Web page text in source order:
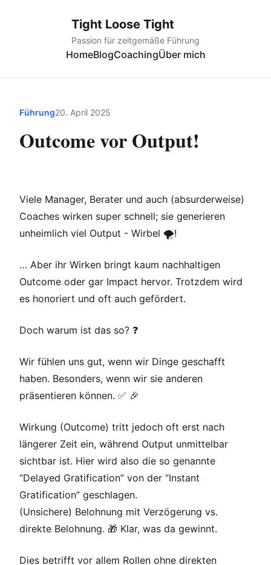
Tight Loose Tight
Passion für zeitgemäße Führung
HomeBlogCoachingÜber mich
Führung20. April 2025
Outcome vor Output!
Viele Manager, Berater und auch (absurderweise)
Coaches wirken super schnell; sie generieren
unheimlich viel Output - Wirbel 🌪!
… Aber ihr Wirken bringt kaum nachhaltigen
Outcome oder gar Impact hervor. Trotzdem wird
es honoriert und oft auch gefördert.
Doch warum ist das so? ❓️
Wir fühlen uns gut, wenn wir Dinge geschafft
haben. Besonders, wenn wir sie anderen
präsentieren können. ✅️ 🎉
Wirkung (Outcome) tritt jedoch oft erst nach
längerer Zeit ein, während Output unmittelbar
sichtbar ist. Hier wird also die so genannte
“Delayed Gratification” von der “Instant
Gratification” geschlagen.
(Unsichere) Belohnung mit Verzögerung vs.
direkte Belohnung. 🎁 Klar, was da gewinnt.
Dies betrifft vor allem Rollen ohne direkten